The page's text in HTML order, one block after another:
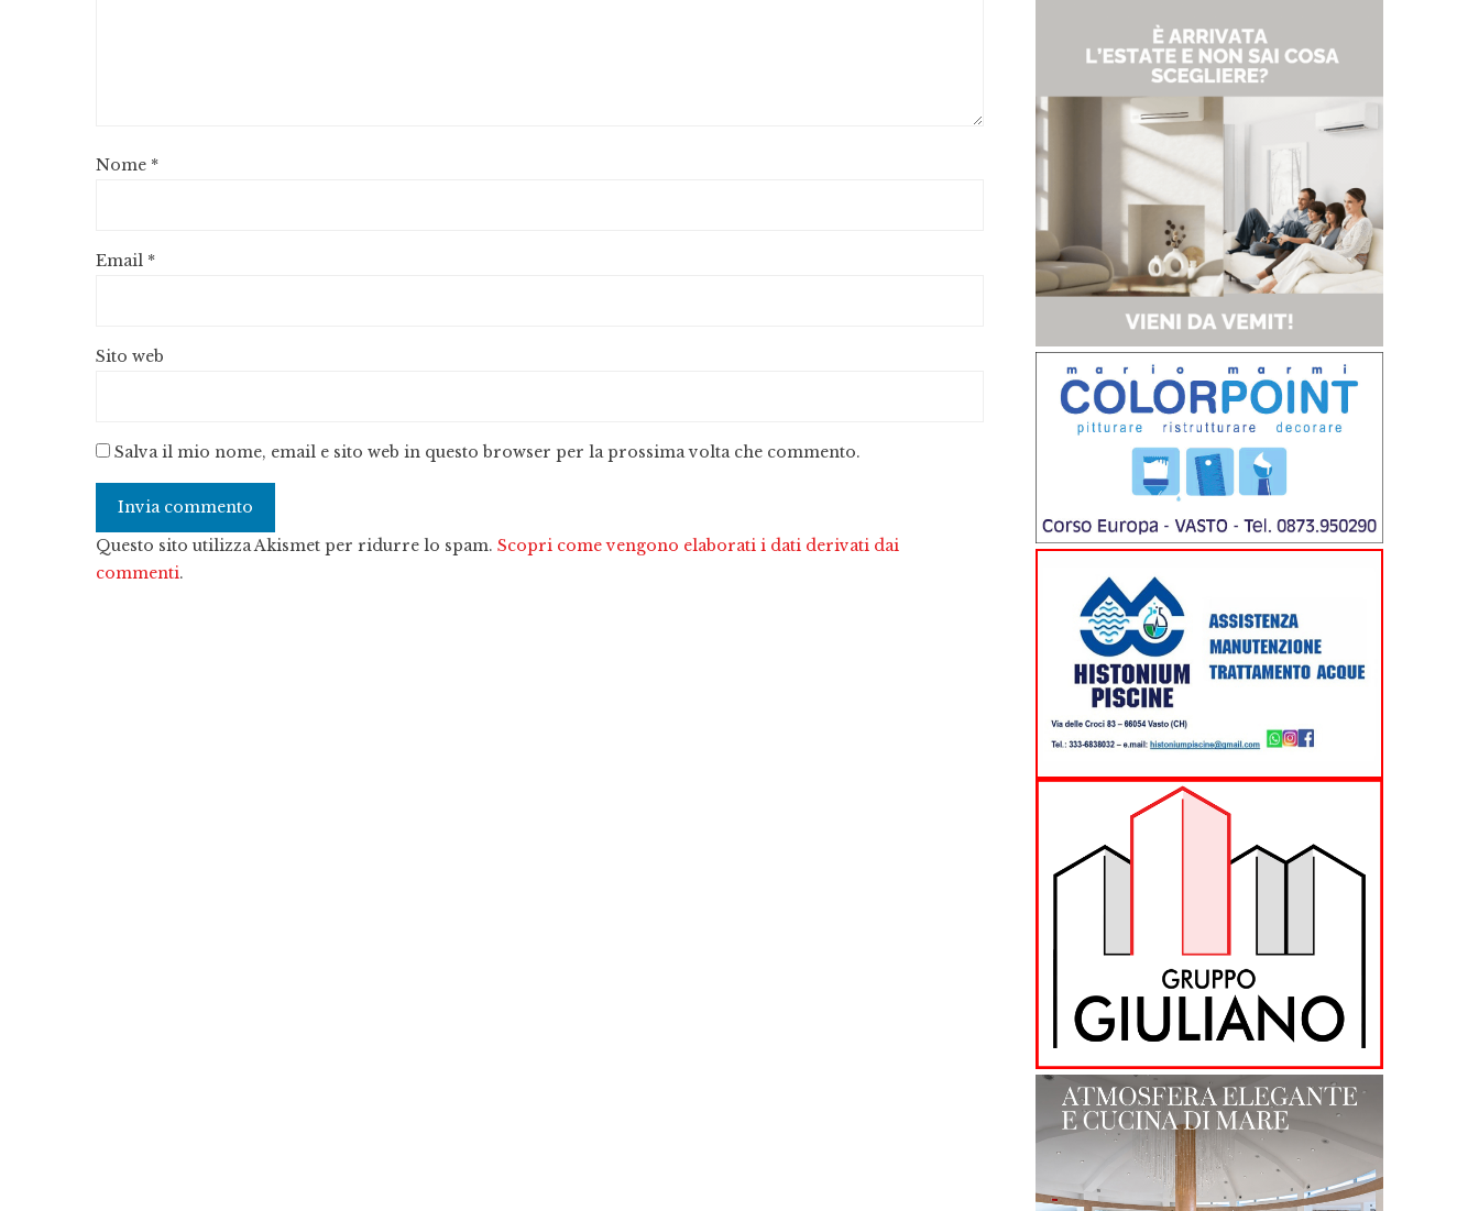
Nome *
Email *
Sito web
Salva il mio nome, email e sito web in questo browser per la prossima volta che commento.
Questo sito utilizza Akismet per ridurre lo spam. Scopri come vengono elaborati i dati derivati dai
commenti.